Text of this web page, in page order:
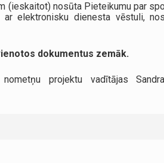
(ieskaitot) nosūta Pieteikumu par
elektronisku dienesta vēstuli,
dokumentus zemāk.
projektu vadītājas